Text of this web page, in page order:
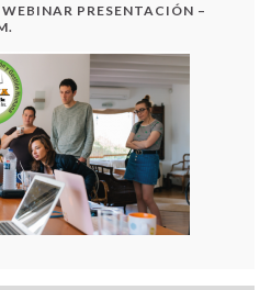
PRESENTACIÓN –